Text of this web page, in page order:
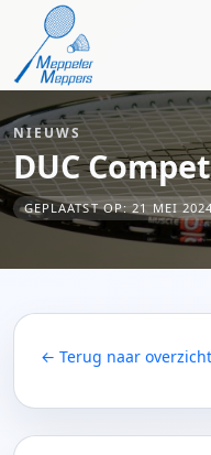
NIEUWS
DUC
GEPLAATST OP: 21 MEI
← Terug naar overzicht